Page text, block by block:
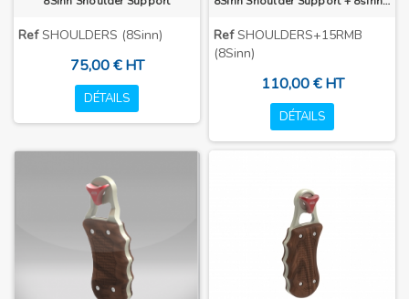
RefSHOULDERS (8Sinn)
75,00 € HT
DÉTAILS
RefSHOULDERS+15RMB
(8Sinn)
110,00 € HT
DÉTAILS